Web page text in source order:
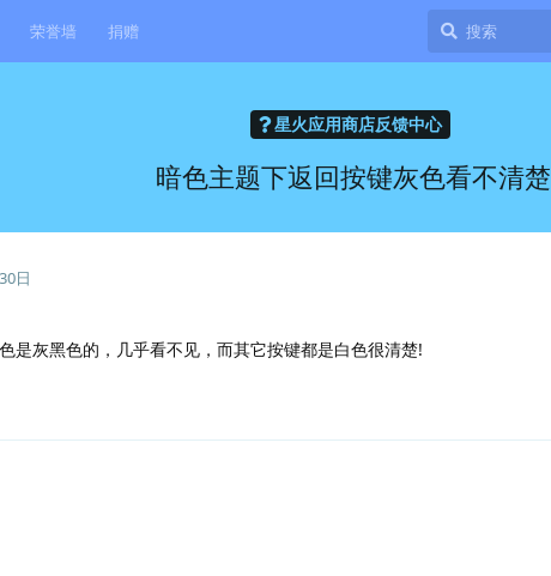
荣誉墙 捐赠
星火应用商店反馈中心
暗色主题下返回按键灰色看不清楚
日
是灰黑色的，几乎看不见，而其它按键都是白色很清楚!